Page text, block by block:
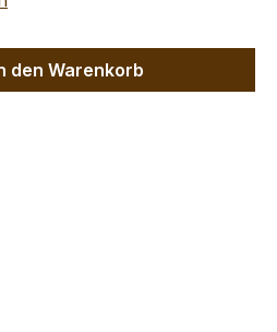
Wert
den Warenkorb